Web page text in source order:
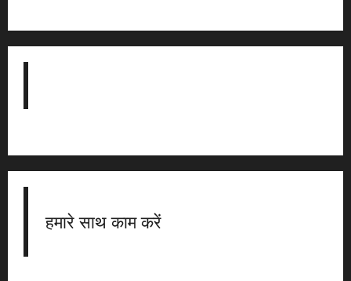
हमारे साथ काम करें